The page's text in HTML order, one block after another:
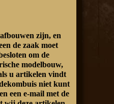
zijn, en
de zaak moet
om de
modelbouw,
u artikelen vindt
niet kunt
een e-mail met de